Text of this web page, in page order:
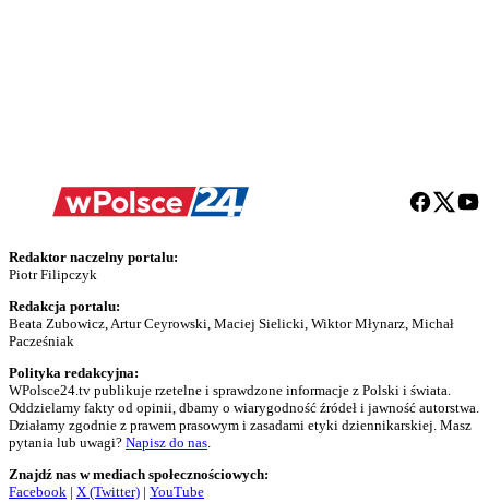
Redaktor naczelny portalu:
Piotr Filipczyk
Redakcja portalu:
Beata Zubowicz, Artur Ceyrowski, Maciej Sielicki, Wiktor Młynarz, Michał
Pacześniak
Polityka redakcyjna:
WPolsce24.tv publikuje rzetelne i sprawdzone informacje z Polski i świata.
Oddzielamy fakty od opinii, dbamy o wiarygodność źródeł i jawność autorstwa.
Działamy zgodnie z prawem prasowym i zasadami etyki dziennikarskiej. Masz
pytania lub uwagi? Napisz do nas.
Znajdź nas w mediach społecznościowych:
Facebook | X (Twitter) | YouTube